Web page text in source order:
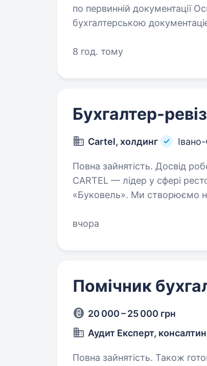
по первинній документації Основні
бухгалтерською документацією Ведення документального
8 год. тому
Бухгалтер-
Cartel, холдинг
Повна зайнятість. Досвід роботи від
CARTEL — лідер у сфері
«Буковель». Ми створюємо
команду…
вчора
Помічник
20 000 – 25 000 грн
Аудит Експерт,
Повна зайнятість. Також готові взяти